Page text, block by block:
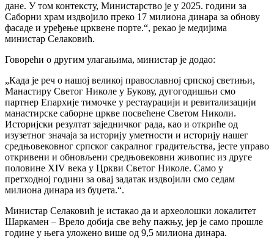
дане. У том контексту, Министарство је у 2025. години за
Саборни храм издвојило преко 17 милиона динара за обнову
фасаде и уређење црквене порте.“, рекао је медијима
министар Селаковић.
Говорећи о другим улагањима, министар је додао:
„Када је реч о нашој великој православној српској светињи,
Манастиру Светог Николе у Букову, дугогодишњи смо
партнер Епархије тимочке у рестаурацији и ревитализацији
манастирске саборне цркве посвећене Светом Николи.
Историјски резултат заједничког рада, као и откриће од
изузетног значаја за историју уметности и историју нашег
средњовековног српског сакралног градитељства, јесте управо
откривени и обновљени средњовековни живопис из друге
половине XIV века у Цркви Светог Николе. Само у
претходној години за овај задатак издвојили смо седам
милиона динара из буџета.“.
Министар Селаковић је истакао да и археолошки локалитет
Шаркамен – Врело добија све већу пажњу, јер је само прошле
године у њега уложено више од 9,5 милиона динара.